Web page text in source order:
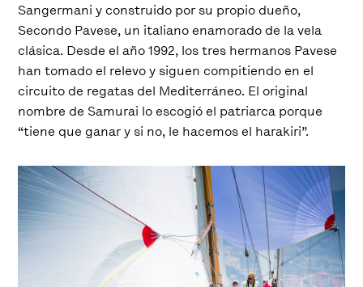
Sangermani y construido por su propio dueño,
Secondo Pavese, un italiano enamorado de la vela
clásica. Desde el año 1992, los tres hermanos Pavese
han tomado el relevo y siguen compitiendo en el
circuito de regatas del Mediterráneo. El original
nombre de Samurai lo escogió el patriarca porque
“tiene que ganar y si no, le hacemos el harakiri”.